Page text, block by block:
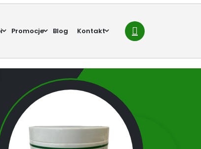
Promocje Blog Kontakt